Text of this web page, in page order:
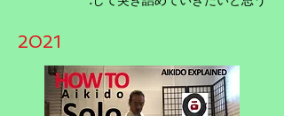
2021